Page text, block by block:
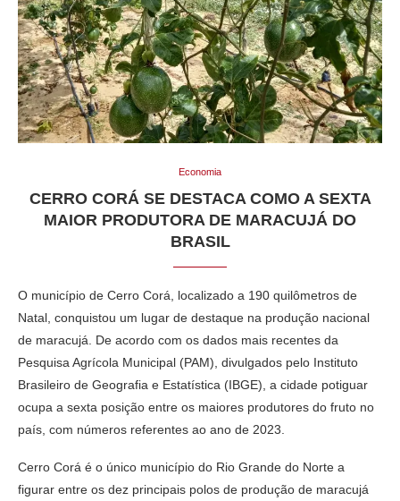
Economia
CERRO CORÁ SE DESTACA COMO A SEXTA
MAIOR PRODUTORA DE MARACUJÁ DO
BRASIL
O município de Cerro Corá, localizado a 190 quilômetros de
Natal, conquistou um lugar de destaque na produção nacional
de maracujá. De acordo com os dados mais recentes da
Pesquisa Agrícola Municipal (PAM), divulgados pelo Instituto
Brasileiro de Geografia e Estatística (IBGE), a cidade potiguar
ocupa a sexta posição entre os maiores produtores do fruto no
país, com números referentes ao ano de 2023.
Cerro Corá é o único município do Rio Grande do Norte a
figurar entre os dez principais polos de produção de maracujá